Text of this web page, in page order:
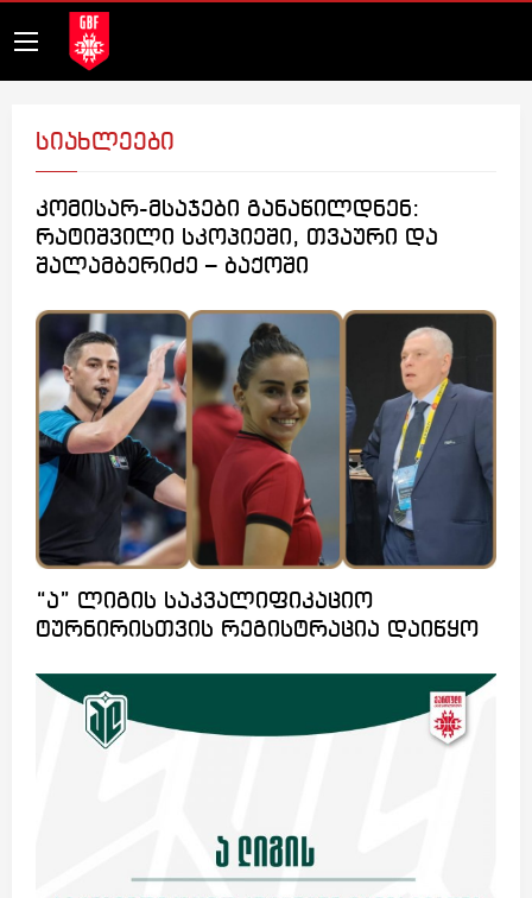
სიახლეები
კომისარ-მსაჯები განაწილდნენ:
რატიშვილი სკოპიეში, თვაური და
შალამბერიძე – ბაქოში
“ა” ლიგის საკვალიფიკაციო
ტურნირისთვის რეგისტრაცია დაიწყო